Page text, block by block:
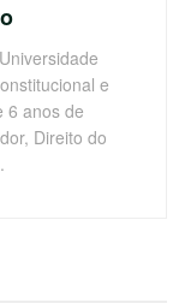
e
6 anos de
Direito do